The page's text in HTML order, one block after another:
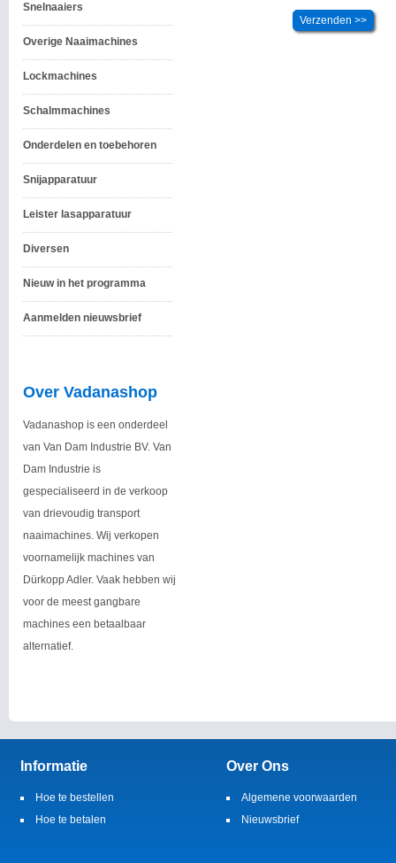
Snelnaaiers
Overige Naaimachines
Lockmachines
Schalmmachines
Onderdelen en toebehoren
Snijapparatuur
Leister lasapparatuur
Diversen
Nieuw in het programma
Aanmelden nieuwsbrief
Over Vadanashop
Vadanashop is een onderdeel
van Van Dam Industrie BV. Van
Dam Industrie is
gespecialiseerd in de verkoop
van drievoudig transport
naaimachines. Wij verkopen
voornamelijk machines van
Dürkopp Adler. Vaak hebben wij
voor de meest gangbare
machines een betaalbaar
alternatief.
Informatie
Hoe te bestellen
Hoe te betalen
Over Ons
Algemene voorwaarden
Nieuwsbrief